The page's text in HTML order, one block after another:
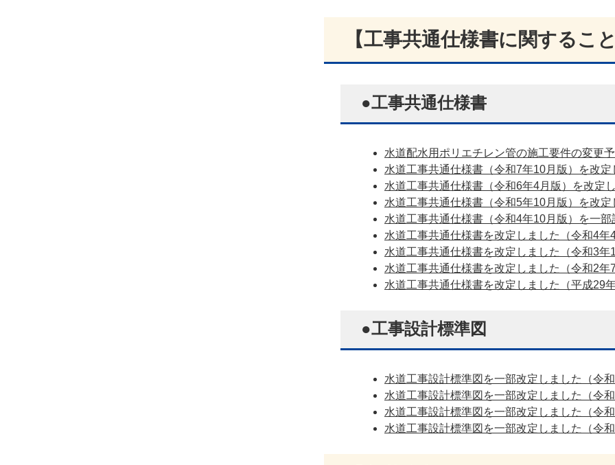
【工事共通仕様書に関するこ
●工事共通仕様書
水道配水用ポリエチレン管の施工要件の変更
水道工事共通仕様書（令和7年10月版）を改
水道工事共通仕様書（令和6年4月版）を改定
水道工事共通仕様書（令和5年10月版）を改
水道工事共通仕様書（令和4年10月版）を一
水道工事共通仕様書を改定しました（令和4年
水道工事共通仕様書を改定しました（令和3年
水道工事共通仕様書を改定しました（令和2年
水道工事共通仕様書を改定しました（平成29
●工事設計標準図
水道工事設計標準図を一部改定しました（令
水道工事設計標準図を一部改定しました（令
水道工事設計標準図を一部改定しました（令
水道工事設計標準図を一部改定しました（令